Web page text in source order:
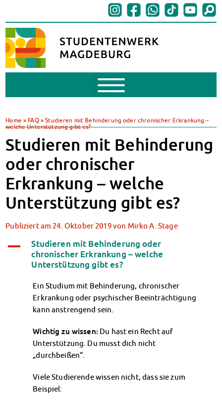
Mobile
Menu
BAföG beantragen
BAföG-FAQs
Dokumente
BAföG-Sprechstunden
Kredite & Stipendien
AnsprechpartnerInnen
Mensen & Cafeterien
Heute in unseren Mensen
Klimabewusst essen
Mensa-FAQs
CampusCatering
MensaFeedback
Wohnen
Wohnheime im Überblick
Wohnheime in Magdeburg
Wohnheime in Wernigerode
Wohnheimantrag & -service
MIT einander – FÜR einander
Schadensmeldung
Wohnen-FAQ
Home » FAQ»Studieren mit Behinderung oder chronischer Erkrankung –
welche Unterstützung gibt es?
Studieren mit Behinderung
oder chronischer
Erkrankung – welche
Unterstützung gibt es?
Publiziert am 24. Oktober 2019von Mirko A. Stage
A
Studieren mit Behinderung oder
chronischer Erkrankung – welche
Unterstützung gibt es?
Ein Studium mit Behinderung, chronischer
Erkrankung oder psychischer Beeinträchtigung
kann anstrengend sein.
Wichtig zu wissen: Du hast ein Recht auf
Unterstützung. Du musst dich nicht
„durchbeißen“.
Viele Studierende wissen nicht, dass sie zum
Beispiel: